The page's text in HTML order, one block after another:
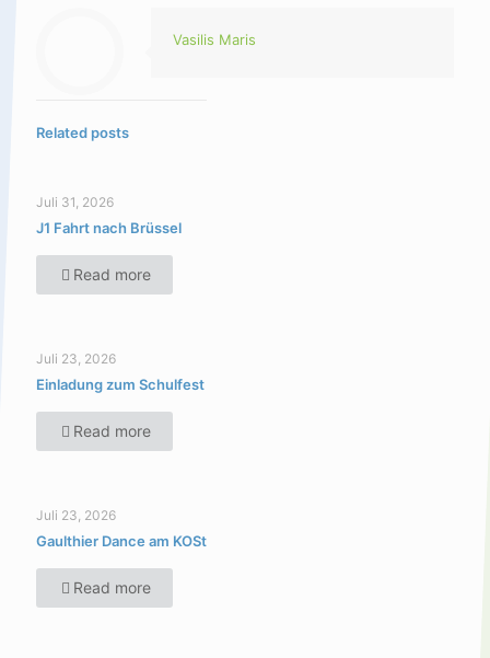
Vasilis Maris
Related posts
Juli 31, 2026
J1 Fahrt nach Brüssel
Read more
Juli 23, 2026
Einladung zum Schulfest
Read more
Juli 23, 2026
Gaulthier Dance am KOSt
Read more